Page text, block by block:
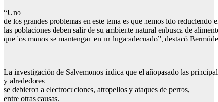
“Uno
de los grandes problemas en este tema es que hemos ido reduciendo
las poblaciones deben salir de su ambiente natural enbusca de
que los monos se mantengan en un lugaradecuado”, destacó
La investigación de Salvemonos indica que el añopasado las
y alrededores-
se debieron a electrocuciones, atropellos y ataques de perros,
entre otras causas.